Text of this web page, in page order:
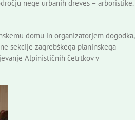
nege urbanih dreves – arboristike.
domu in organizatorjem dogodka,
sekcije zagrebškega planinskega
Alpinističnih četrtkov v